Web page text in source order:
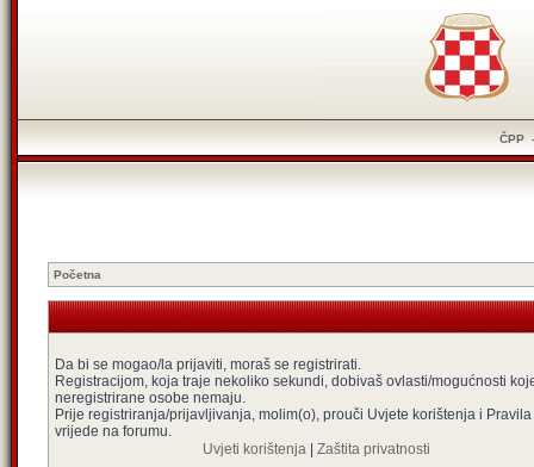
ČPP
Početna
Da bi se mogao/la prijaviti, moraš se registrirati.
Registracijom, koja traje nekoliko sekundi, dobivaš ovlasti/mogućnosti
neregistrirane osobe nemaju.
Prije registriranja/prijavljivanja, molim(o), prouči Uvjete korištenja i
vrijede na forumu.
Uvjeti korištenja| Zaštita privatnosti